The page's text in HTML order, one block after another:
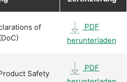
of
PDF
herunterladen
Safety
PDF